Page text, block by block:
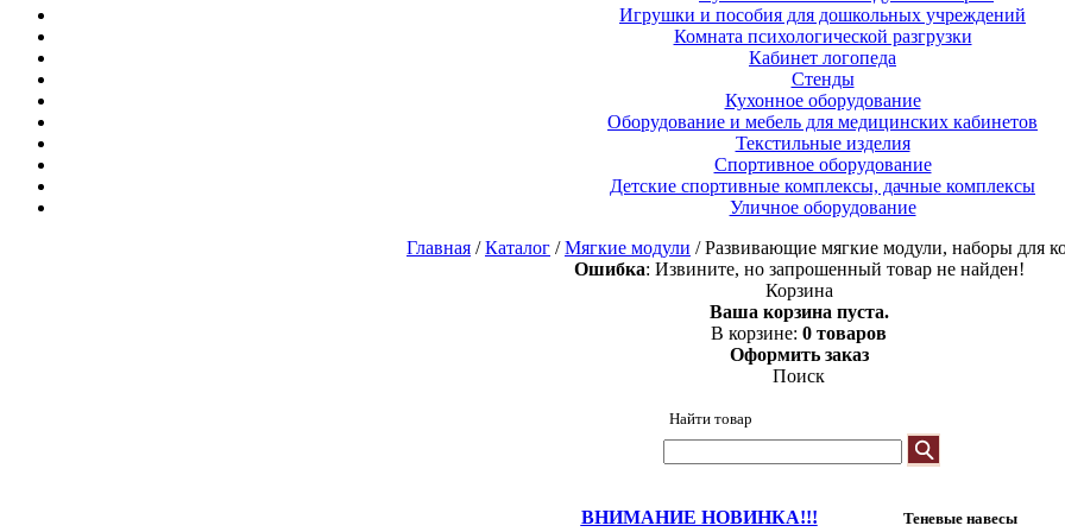
Игрушки и пособия для дошкольных учреждений
Комната психологической разгрузки
Кабинет логопеда
Стенды
Кухонное оборудование
Оборудование и мебель для медицинских кабинетов
Текстильные изделия
Спортивное оборудование
Детские спортивные комплексы, дачные комплексы
Уличное оборудование
Главная /Каталог /Мягкие модули / Развивающие мягкие модули, наборы для
Ошибка: Извините, но запрошенный товар не найден!
Корзина
Ваша корзина пуста.
В корзине: 0 товаров
Оформить заказ
Поиск
Найти товар
ВНИМАНИЕ НОВИНКА!!! Теневые навесы